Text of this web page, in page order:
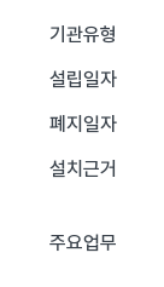
기관유형
설립일자
폐지일자
설치근거
주요업무